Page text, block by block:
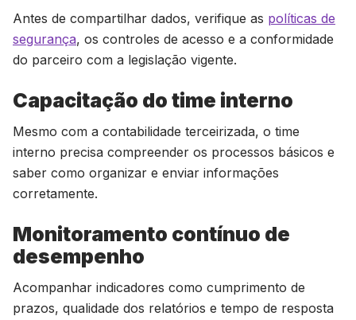
Antes de compartilhar dados, verifique as políticas de
segurança, os controles de acesso e a conformidade
do parceiro com a legislação vigente.
Capacitação do time interno
Mesmo com a contabilidade terceirizada, o time
interno precisa compreender os processos básicos e
saber como organizar e enviar informações
corretamente.
Monitoramento contínuo de
desempenho
Acompanhar indicadores como cumprimento de
prazos, qualidade dos relatórios e tempo de resposta